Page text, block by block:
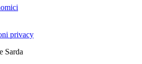
privacy
Sarda